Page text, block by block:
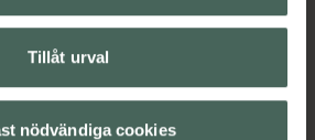
Tillåt urval
nödvändiga cookies
retur